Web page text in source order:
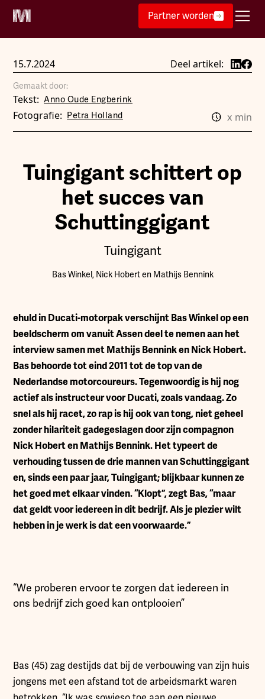
Partner worden
15.7.2024 Deel artikel:
Gemaakt door:
Tekst: Anno Oude Engberink
Fotografie: Petra Holland x min
Tuingigant schittert op
het succes van
Schuttinggigant
Tuingigant
Bas Winkel, Nick Hobert en Mathijs Bennink
ehuld in Ducati-motorpak verschijnt Bas Winkel op een
beeldscherm om vanuit Assen deel te nemen aan het
interview samen met Mathijs Bennink en Nick Hobert.
Bas behoorde tot eind 2011 tot de top van de
Nederlandse motorcoureurs. Tegenwoordig is hij nog
actief als instructeur voor Ducati, zoals vandaag. Zo
snel als hij racet, zo rap is hij ook van tong, niet geheel
zonder hilariteit gadegeslagen door zijn compagnon
Nick Hobert en Mathijs Bennink. Het typeert de
verhouding tussen de drie mannen van Schuttinggigant
en, sinds een paar jaar, Tuingigant; blijkbaar kunnen ze
het goed met elkaar vinden. “Klopt”, zegt Bas, “maar
dat geldt voor iedereen in dit bedrijf. Als je plezier wilt
hebben in je werk is dat een voorwaarde.”
“We proberen ervoor te zorgen dat iedereen in
ons bedrijf zich goed kan ontplooien”
Bas (45) zag destijds dat bij de verbouwing van zijn huis
jongens met een afstand tot de arbeidsmarkt waren